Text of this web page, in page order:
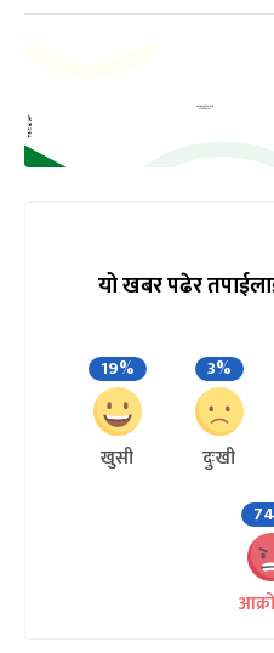
यो खबर पढेर
19%
खुसी
3%
दुःखी